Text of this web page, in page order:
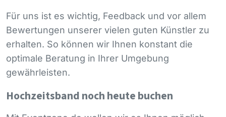
Für uns ist es wichtig, Feedback und vor allem
Bewertungen unserer vielen guten Künstler zu
erhalten. So können wir Ihnen konstant die
optimale Beratung in Ihrer Umgebung
gewährleisten.
Hochzeitsband noch heute buchen